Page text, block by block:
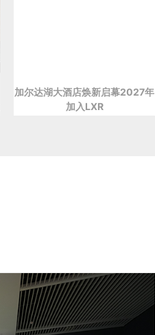
加尔达湖大酒店焕新启幕2027年
加入LXR